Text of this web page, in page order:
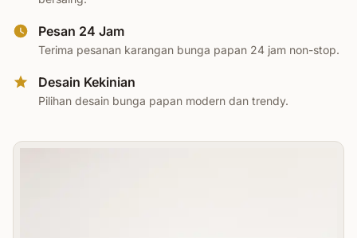
Pesan 24 Jam
Terima pesanan karangan bunga papan 24 jam non-stop.
Desain Kekinian
Pilihan desain bunga papan modern dan trendy.